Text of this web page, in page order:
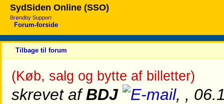
SydSiden Online (SSO)
Brøndby Support
Forum-forside
Tilbage til forum
(Køb, salg og bytte af billetter)
skrevet afBDJ
, ,